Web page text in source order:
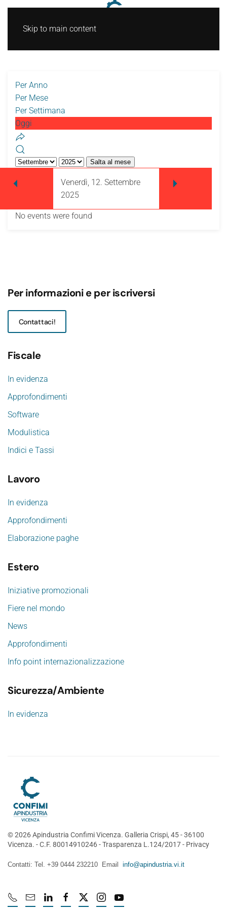
Skip to main content
Per Anno
Per Mese
Per Settimana
Oggi
Salta al mese
Venerdì, 12. Settembre
2025
No events were found
Per informazioni e per iscriversi
Contattaci!
Fiscale
In evidenza
Approfondimenti
Software
Modulistica
Indici e Tassi
Lavoro
In evidenza
Approfondimenti
Elaborazione paghe
Estero
Iniziative promozionali
Fiere nel mondo
News
Approfondimenti
Info point internazionalizzazione
Sicurezza/Ambiente
In evidenza
©2026Apindustria Confimi Vicenza. Galleria Crispi, 45 - 36100
Vicenza. - C.F. 80014910246 -Trasparenza L.124/2017- Privacy
Contatti: Tel. +39 0444 232210 Email info@apindustria.vi.it